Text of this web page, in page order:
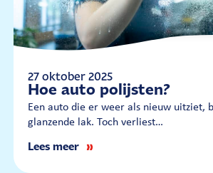
27 oktober 2025
Hoe auto polijsten?
Een auto die er weer als nieuw uitziet,
glanzende lak. Toch verliest…
Lees meer